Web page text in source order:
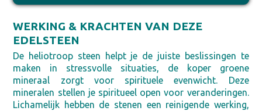
WERKING & KRACHTEN VAN DEZE
EDELSTEEN
De heliotroop steen helpt je de juiste beslissingen te
maken in stressvolle situaties, de koper groene
mineraal zorgt voor spirituele evenwicht. Deze
mineralen stellen je spiritueel open voor veranderingen.
Lichamelijk hebben de stenen een reinigende werking,